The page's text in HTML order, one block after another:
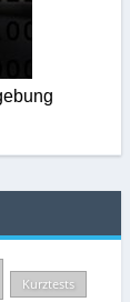
Kurztests